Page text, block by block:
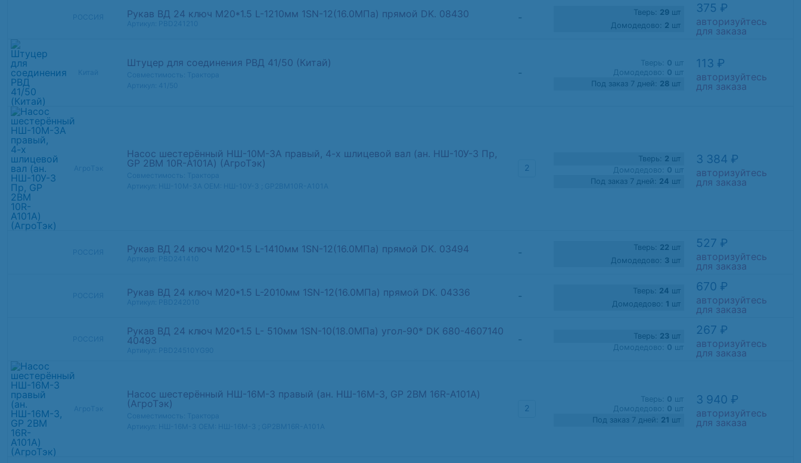
Рукав ВД 24 ключ М20*1.5 L-1210мм 1SN-12(16.0МПа) прямой DK. 08430 - Тверь: 29шт
Домодедово: 2 шт
375 ₽
авторизуйтесь
для заказа
Штуцер для соединения РВД 41/50 (Китай)
-
Тверь: 0 шт
Домодедово: 0 шт
Под заказ 7 дней: 28шт
113 ₽
авторизуйтесь
для заказа
Насос шестерённый НШ-10М-3А правый, 4-х шлицевой вал (ан. НШ-10У-3 Пр,
GP 2BM 10R-A101A) (АгроТэк)
2
Тверь: 2 шт
Домодедово: 0 шт
Под заказ 7 дней: 24 шт
3 384 ₽
авторизуйтесь
для заказа
Рукав ВД 24 ключ М20*1.5 L-1410мм 1SN-12(16.0МПа) прямой DK. 03494 - Тверь: 22 шт
Домодедово: 3шт
527 ₽
авторизуйтесь
для заказа
Рукав ВД 24 ключ М20*1.5 L-2010мм 1SN-12(16.0МПа) прямой DK. 04336 - Тверь: 24 шт
Домодедово: 1 шт
670 ₽
авторизуйтесь
для заказа
Рукав ВД 24 ключ М20*1.5 L- 510мм 1SN-10(18.0МПа) угол-90* DK 680-4607140
40493
- Тверь: 23шт
Домодедово: 0 шт
267 ₽
авторизуйтесь
для заказа
Насос шестерённый НШ-16М-3 правый (ан. НШ-16М-3, GP 2BM 16R-A101A)
(АгроТэк)
2
Тверь: 0 шт
Домодедово: 0 шт
Под заказ 7 дней: 21 шт
3 940 ₽
авторизуйтесь
для заказа